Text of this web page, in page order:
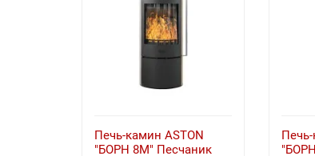
Печь-камин ASTON
"БОРН 8М" Песчаник